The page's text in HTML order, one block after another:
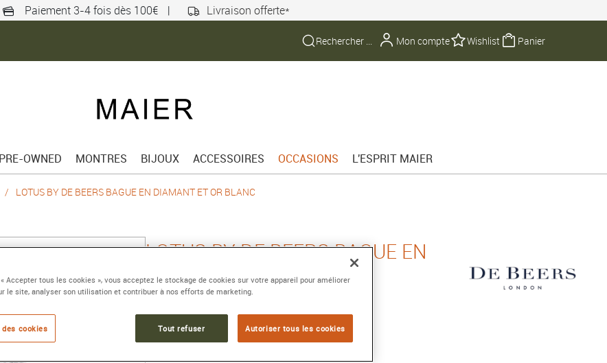
Paiement 3-4 fois dès 100€ | Livraison offerte*
Mon compte Wishlist Panier
OWNED MONTRES BIJOUX ACCESSOIRES OCCASIONS L'ESPRIT MAIER
LOTUS BY DE BEERS BAGUE EN DIAMANT ET OR BLANC
LOTUS BY DE BEERS BAGUE EN
DIAMANT ET OR BLANC
Référence :R104210
Collection :LOTUS
Accepter tous les cookies », vous acceptez le stockage de cookies sur votre appareil pour améliorer
le site, analyser son utilisation et contribuer à nos efforts de marketing.
cookies Tout refuser Autoriser tous les cookies